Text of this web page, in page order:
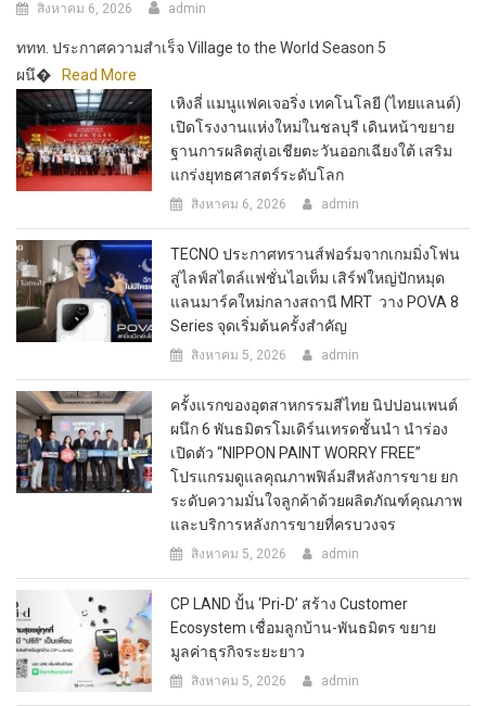
สิงหาคม 6, 2026 admin
ททท. ประกาศความสำเร็จ Village to the World Season 5
ผนึ�
Read More
เหิงลี่ แมนูแฟคเจอริ่ง เทคโนโลยี (ไทยแลนด์)
เปิดโรงงานแห่งใหม่ในชลบุรี เดินหน้าขยาย
ฐานการผลิตสู่เอเชียตะวันออกเฉียงใต้ เสริม
แกร่งยุทธศาสตร์ระดับโลก
สิงหาคม 6, 2026 admin
TECNO ประกาศทรานส์ฟอร์มจากเกมมิ่งโฟน
สู่ไลฟ์สไตล์แฟชั่นไอเท็ม เสิร์ฟใหญ่ปักหมุด
แลนมาร์คใหม่กลางสถานี MRT วาง POVA 8
Series จุดเริ่มต้นครั้งสำคัญ
สิงหาคม 5, 2026 admin
ครั้งแรกของอุตสาหกรรมสีไทย นิปปอนเพนต์
ผนึก 6 พันธมิตรโมเดิร์นเทรดชั้นนำ นำร่อง
เปิดตัว “NIPPON PAINT WORRY FREE”
โปรแกรมดูแลคุณภาพฟิล์มสีหลังการขาย ยก
ระดับความมั่นใจลูกค้าด้วยผลิตภัณฑ์คุณภาพ
และบริการหลังการขายที่ครบวงจร
สิงหาคม 5, 2026 admin
CP LAND ปั้น ‘Pri-D’ สร้าง Customer
Ecosystem เชื่อมลูกบ้าน-พันธมิตร ขยาย
มูลค่าธุรกิจระยะยาว
สิงหาคม 5, 2026 admin